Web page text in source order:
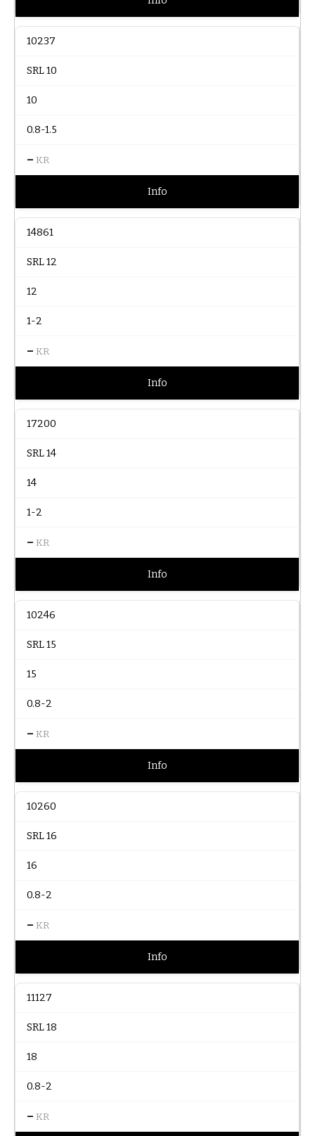
10237
SRL 10
10
0.8-1.5
– KR
Info
14861
SRL 12
12
1-2
– KR
Info
17200
SRL 14
14
1-2
– KR
Info
10246
SRL 15
15
0.8-2
– KR
Info
10260
SRL 16
16
0.8-2
– KR
Info
11127
SRL 18
18
0.8-2
– KR